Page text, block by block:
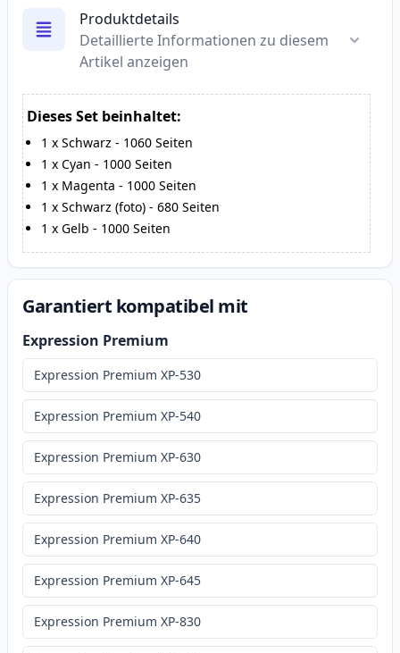
Produktdetails
Detaillierte Informationen zu diesem
Artikel anzeigen
Dieses Set beinhaltet:
1 x Schwarz - 1060 Seiten
1 x Cyan - 1000 Seiten
1 x Magenta - 1000 Seiten
1 x Schwarz (foto) - 680 Seiten
1 x Gelb - 1000 Seiten
Garantiert kompatibel mit
Expression Premium
Expression Premium XP-530
Expression Premium XP-540
Expression Premium XP-630
Expression Premium XP-635
Expression Premium XP-640
Expression Premium XP-645
Expression Premium XP-830